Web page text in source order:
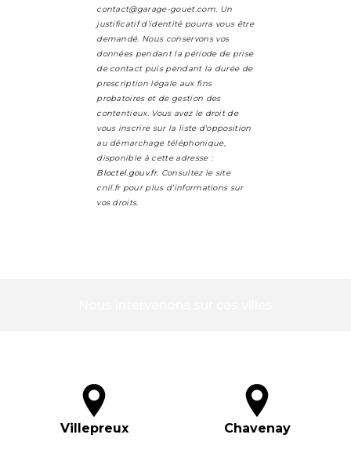
contact@garage-gouet.com. Un
justificatif d'identité pourra vous être
demandé. Nous conservons vos
données pendant la période de prise
de contact puis pendant la durée de
prescription légale aux fins
probatoires et de gestion des
contentieux. Vous avez le droit de
vous inscrire sur la liste d'opposition
au démarchage téléphonique,
disponible à cette adresse :
Bloctel.gouv.fr. Consultez le site
cnil.fr pour plus d’informations sur
vos droits.
Villepreux Chavenay